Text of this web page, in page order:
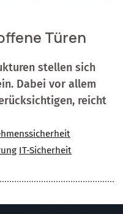
Türen
stellen sich
Dabei vor allem
reicht
IT-Sicherheit